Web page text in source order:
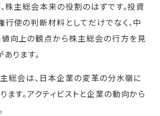
株主総会本来の役割のはずです。投資
行使の判断材料としてだけでなく、中
向上の観点から株主総会の行方を見
ります。
総会は、日本企業の変革の分水嶺に
ます。アクティビストと企業の動向から